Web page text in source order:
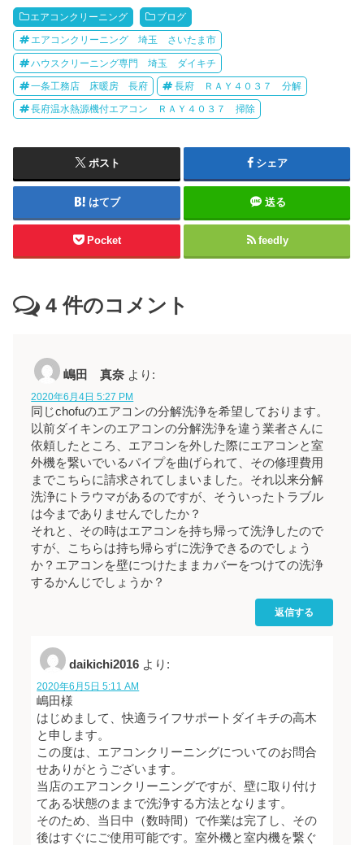
エアコンクリーニング ブログ
エアコンクリーニング 埼玉 さいたま市
ハウスクリーニング専門 埼玉 ダイキチ
一条工務店 床暖房 長府 長府 ＲＡＹ４０３７ 分解
長府温水熱源機付エアコン ＲＡＹ４０３７ 掃除
ポスト シェア
はてブ 送る
Pocket feedly
4 件のコメント
嶋田 真奈 より:
2020年6月4日 5:27 PM
同じchofuのエアコンの分解洗浄を希望しております。
以前ダイキンのエアコンの分解洗浄を違う業者さんに
依頼したところ、エアコンを外した際にエアコンと室
外機を繋いでいるパイプを曲げられて、その修理費用
までこちらに請求されてしまいました。それ以来分解
洗浄にトラウマがあるのですが、そういったトラブル
は今までありませんでしたか？
それと、その時はエアコンを持ち帰って洗浄したので
すが、こちらは持ち帰らずに洗浄できるのでしょう
か？エアコンを壁につけたままカバーをつけての洗浄
するかんじでしょうか？
返信する
daikichi2016 より:
2020年6月5日 5:11 AM
嶋田様
はじめまして、快適ライフサポートダイキチの高木
と申します。
この度は、エアコンクリーニングについてのお問合
せありがとうございます。
当店のエアコンクリーニングですが、壁に取り付け
てある状態のままで洗浄する方法となります。
そのため、当日中（数時間）で作業は完了し、その
後はすぐにご使用可能です。室外機と室内機を繋ぐ